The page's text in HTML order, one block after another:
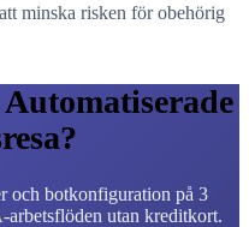
minska risken för obehörig
och botkonfiguration på 3
utan kreditkort.